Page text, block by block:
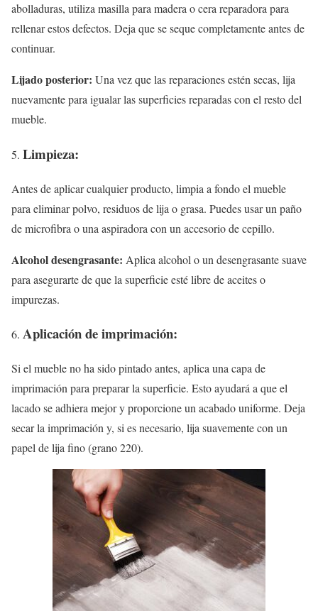
abolladuras, utiliza masilla para madera o cera reparadora para
rellenar estos defectos. Deja que se seque completamente antes de
continuar.
Lijado posterior: Una vez que las reparaciones estén secas, lija
nuevamente para igualar las superficies reparadas con el resto del
mueble.
Limpieza:
Antes de aplicar cualquier producto, limpia a fondo el mueble
para eliminar polvo, residuos de lija o grasa. Puedes usar un paño
de microfibra o una aspiradora con un accesorio de cepillo.
Alcohol desengrasante: Aplica alcohol o un desengrasante suave
para asegurarte de que la superficie esté libre de aceites o
impurezas.
Aplicación de imprimación:
Si el mueble no ha sido pintado antes, aplica una capa de
imprimación para preparar la superficie. Esto ayudará a que el
lacado se adhiera mejor y proporcione un acabado uniforme. Deja
secar la imprimación y, si es necesario, lija suavemente con un
papel de lija fino (grano 220).